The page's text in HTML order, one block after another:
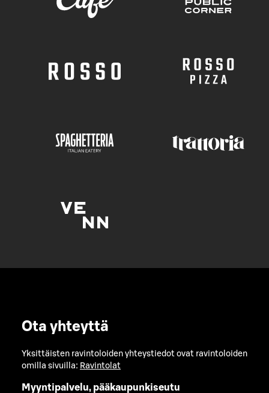
Ota yhteyttä
Yksittäisten ravintoloiden yhteystiedot ovat ravintoloiden
omilla sivuilla: Ravintolat
Myyntipalvelu, pääkaupunkiseutu